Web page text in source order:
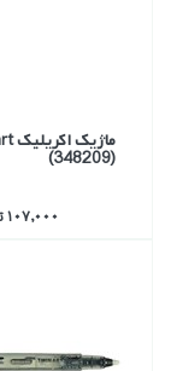
(348209)
107,000 تومان